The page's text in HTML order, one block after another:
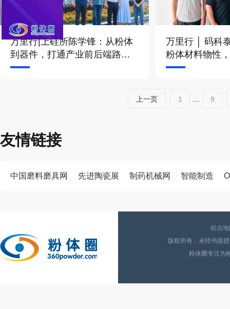
万里行|上硅所陈学锋：从粉体
到器件，打通产业前后端路径
的点滴分享
万里行 │ 码科
粉体材料物性
和工艺优化
上一页 1 9
友情链接
中国磨料磨具网 先进陶瓷展 制药机械网 智能制造
站点
版权所有，未经书面
粉体圈专注为